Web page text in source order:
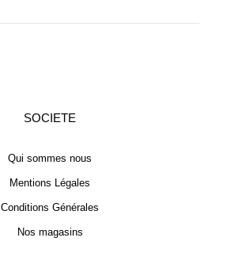
SOCIETE
Qui sommes nous
Mentions Légales
Conditions Générales
Nos magasins